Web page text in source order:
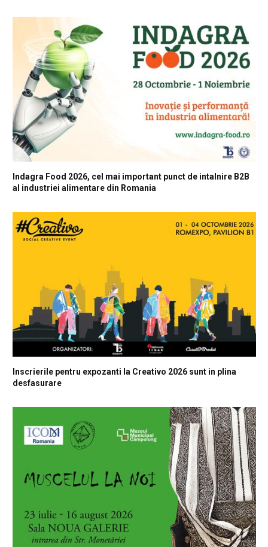
Indagra Food 2026, cel mai important punct de intalnire B2B
al industriei alimentare din Romania
Inscrierile pentru expozanti la Creativo 2026 sunt in plina
desfasurare